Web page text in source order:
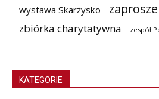
wystawa Skarżysko
zbiórka charytatywna zespół
KATEGORIE